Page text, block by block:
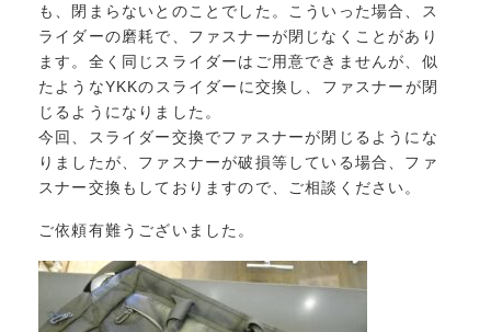
も、閉まらないとのことでした。こういった場合、ス
ライダーの磨耗で、ファスナーが閉じなくことがあり
ます。全く同じスライダーはご用意できませんが、似
たようなYKKのスライダーに交換し、ファスナーが閉
じるようになりました。
今回、スライダー交換でファスナーが閉じるようにな
りましたが、ファスナーが破損等している場合、ファ
スナー交換もしておりますので、ご相談ください。
ご依頼有難うございました。